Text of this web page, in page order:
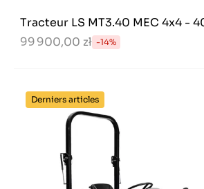
Tracteur LS MT3.40 MEC 4x4 -
99 900,00 zł -14%
Derniers articles